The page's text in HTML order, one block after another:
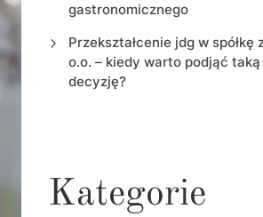
gastronomicznego
Przekształcenie jdg w spółkę
o.o. – kiedy warto podjąć taką
decyzję?
Kategorie